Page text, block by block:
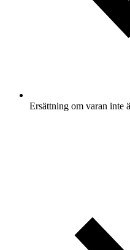
Ersättning om varan inte